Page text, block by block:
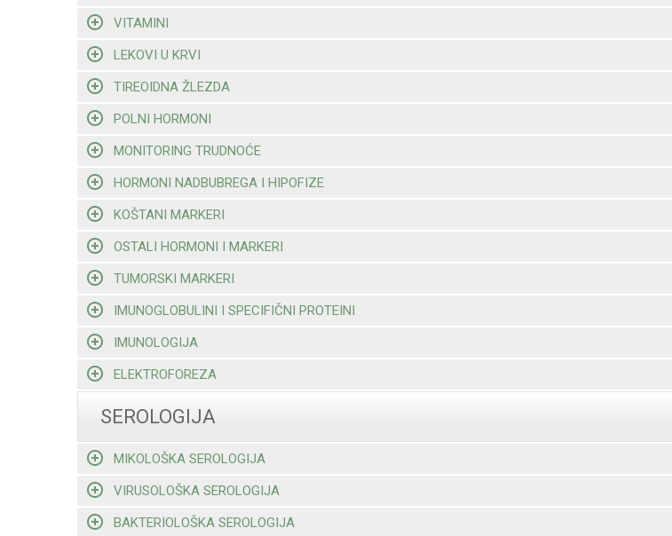
VITAMINI
LEKOVI U KRVI
TIREOIDNA ŽLEZDA
POLNI HORMONI
MONITORING TRUDNOĆE
HORMONI NADBUBREGA I HIPOFIZE
KOŠTANI MARKERI
OSTALI HORMONI I MARKERI
TUMORSKI MARKERI
IMUNOGLOBULINI I SPECIFIČNI PROTEINI
IMUNOLOGIJA
ELEKTROFOREZA
SEROLOGIJA
MIKOLOŠKA SEROLOGIJA
VIRUSOLOŠKA SEROLOGIJA
BAKTERIOLOŠKA SEROLOGIJA